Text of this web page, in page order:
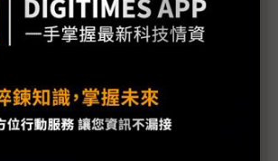
Taiwan展65吋4K 240Hz電競
Touch Taiwan特展登場
最小微型顯示器 最小尺寸達0.29